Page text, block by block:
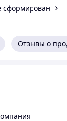
сформирован
Отзывы о